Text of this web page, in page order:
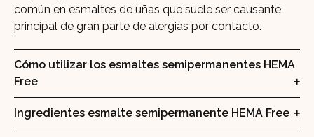
común en esmaltes de uñas que suele ser causante
principal de gran parte de alergias por contacto.
Cómo utilizar los esmaltes semipermanentes HEMA
Free
Ingredientes esmalte semipermanente HEMA Free